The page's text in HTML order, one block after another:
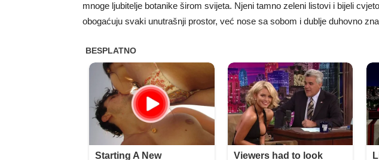
mnoge ljubitelje botanike širom svijeta. Njeni tamno zeleni listovi i bijeli
obogaćuju svaki unutrašnji prostor, već nose sa sobom i dublje duhovno